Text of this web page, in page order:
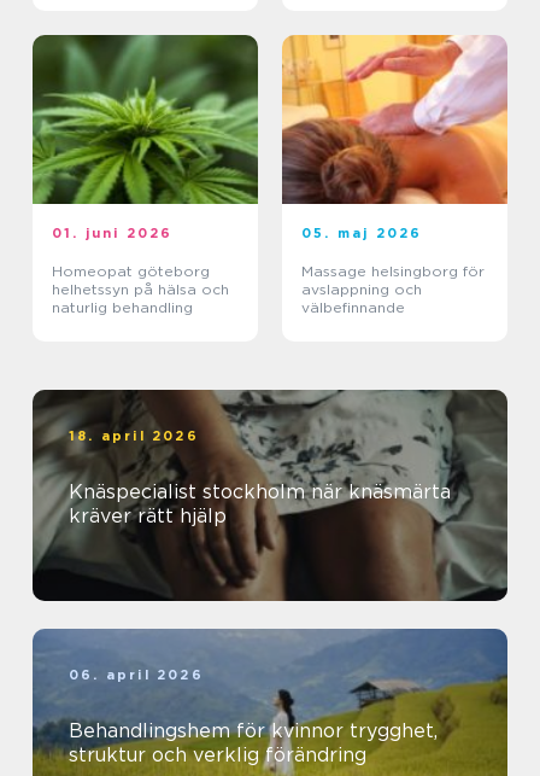
01. juni 2026
Homeopat göteborg
helhetssyn på hälsa och
naturlig behandling
05. maj 2026
Massage helsingborg för
avslappning och
välbefinnande
18. april 2026
Knäspecialist stockholm när knäsmärta
kräver rätt hjälp
06. april 2026
Behandlingshem för kvinnor trygghet,
struktur och verklig förändring